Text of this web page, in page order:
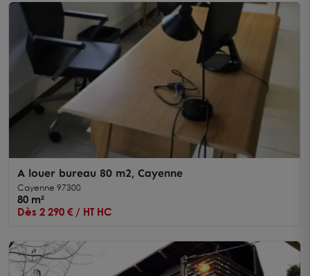
A louer bureau 80 m2, Cayenne
Cayenne 97300
80 m²
Dès 2 290 € / HT HC